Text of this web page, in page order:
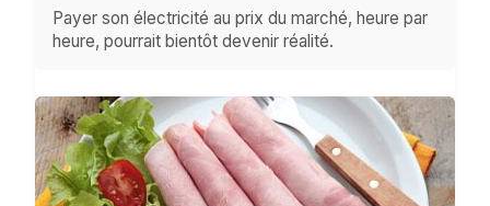
Payer son électricité au prix du marché, heure par
heure, pourrait bientôt devenir réalité.